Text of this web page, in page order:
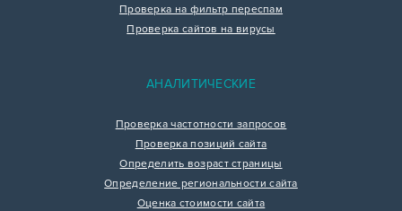
Проверка на фильтр переспам
Проверка сайтов на вирусы
АНАЛИТИЧЕСКИЕ
Проверка частотности запросов
Проверка позиций сайта
Определить возраст страницы
Определение региональности сайта
Оценка стоимости сайта